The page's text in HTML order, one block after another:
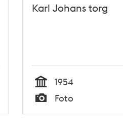
Karl Johans torg
Tid
1954
Typ
Foto